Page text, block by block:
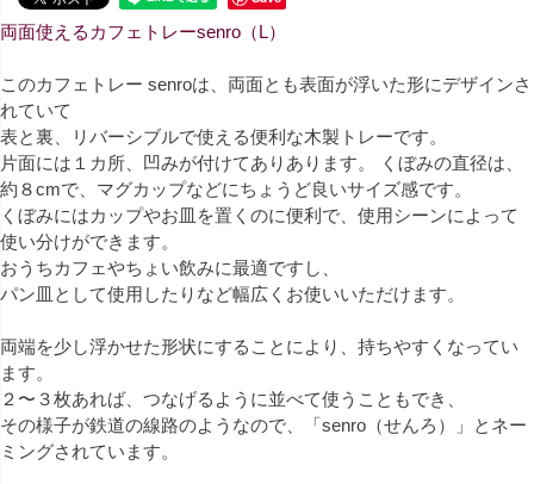
両面使えるカフェトレーsenro（L）
このカフェトレー senroは、両面とも表面が浮いた形にデザインさ
れていて
表と裏、リバーシブルで使える便利な木製トレーです。
片面には１カ所、凹みが付けてありあります。 くぼみの直径は、
約８cmで、マグカップなどにちょうど良いサイズ感です。
くぼみにはカップやお皿を置くのに便利で、使用シーンによって
使い分けができます。
おうちカフェやちょい飲みに最適ですし、
パン皿として使用したりなど幅広くお使いいただけます。
両端を少し浮かせた形状にすることにより、持ちやすくなってい
ます。
２〜３枚あれば、つなげるように並べて使うこともでき、
その様子が鉄道の線路のようなので、「senro（せんろ）」とネー
ミングされています。